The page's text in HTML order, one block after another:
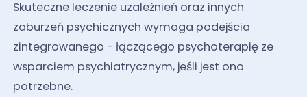
Skuteczne leczenie uzależnień oraz innych
zaburzeń psychicznych wymaga podejścia
zintegrowanego - łączącego psychoterapię ze
wsparciem psychiatrycznym, jeśli jest ono
potrzebne.